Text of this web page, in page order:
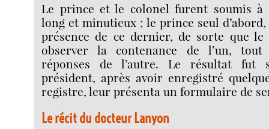
Le prince et le colonel furent soumis
long et minutieux ; le prince seul
présence de ce dernier, de sorte que le
observer la contenance de l’un,
réponses de l’autre. Le résultat fut
président, après avoir enregistré
registre, leur présenta un formulaire de
Le récit du docteur Lanyon